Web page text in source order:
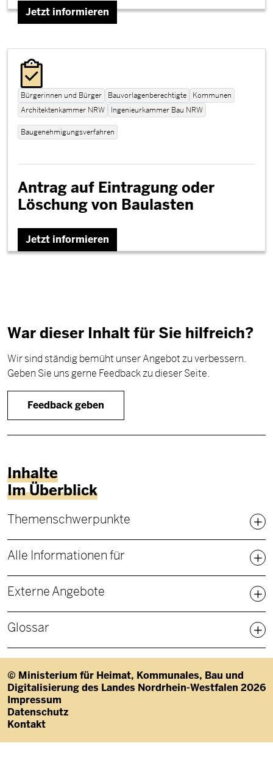
Jetzt informieren
Bürgerinnen und Bürger Bauvorlagenberechtigte
Kommunen
Architektenkammer NRW
Ingenieurkammer Bau NRW
Baugenehmigungsverfahren
Antrag auf Eintragung oder
Löschung von Baulasten
Jetzt informieren
War dieser Inhalt für Sie hilfreich?
Wir sind ständig bemüht unser Angebot zu verbessern.
Geben Sie uns gerne Feedback zu dieser Seite.
Feedback geben
Inhalte
Im Überblick
Fußbereich Sitemap
Themenschwerpunkte
Alle Informationen für
Externe Angebote
Glossar
© Ministerium für Heimat, Kommunales, Bau und
Digitalisierung des Landes Nordrhein-Westfalen 2026
Fußzeile
Impressum
Datenschutz
Kontakt